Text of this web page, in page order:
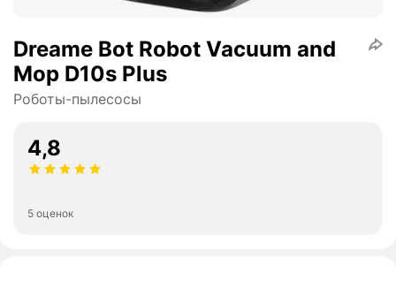
Dreame Bot Robot Vacuum and
Mop D10s Plus
Роботы-пылесосы
4,8
5 оценок